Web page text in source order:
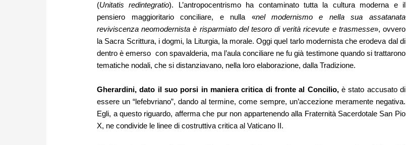
(Unitatis redintegratio). L’antropocentrismo ha contaminato tutta la cultura moderna e il
pensiero maggioritario conciliare, e nulla «nel modernismo e nella sua assatanata
reviviscenza neomodernista è risparmiato del tesoro di verità ricevute e trasmesse», ovvero
la Sacra Scrittura, i dogmi, la Liturgia, la morale. Oggi quel tarlo modernista che erodeva dal di
dentro è emerso con spavalderia, ma l’aula conciliare ne fu già testimone quando si trattarono
tematiche nodali, che si distanziavano, nella loro elaborazione, dalla Tradizione.
Gherardini, dato il suo porsi in maniera critica di fronte al Concilio,è stato accusato di
essere un “lefebvriano”, dando al termine, come sempre, un’accezione meramente negativa.
Egli, a questo riguardo, afferma che pur non appartenendo alla Fraternità Sacerdotale San Pio
X, ne condivide le linee di costruttiva critica al Vaticano II.